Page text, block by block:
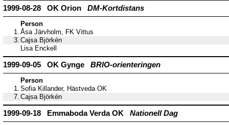
1999-08-28 OK Orion DM-Kortdistans
Person
1. Åsa Järvholm, FK Vittus
3. Cajsa Björkén
Lisa Enckell
1999-09-05 OK Gynge BRIO-orienteringen
Person
1. Sofia Killander, Hästveda OK
7. Cajsa Björkén
1999-09-18 Emmaboda Verda OK Nationell Dag